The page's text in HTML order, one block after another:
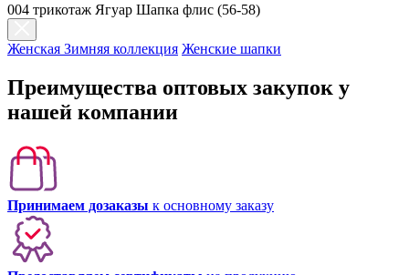
004 трикотаж Ягуар Шапка флис (56-58)
Женская Зимняя коллекция Женские шапки
Преимущества оптовых закупок у
нашей компании
Принимаем дозаказы к основному заказу